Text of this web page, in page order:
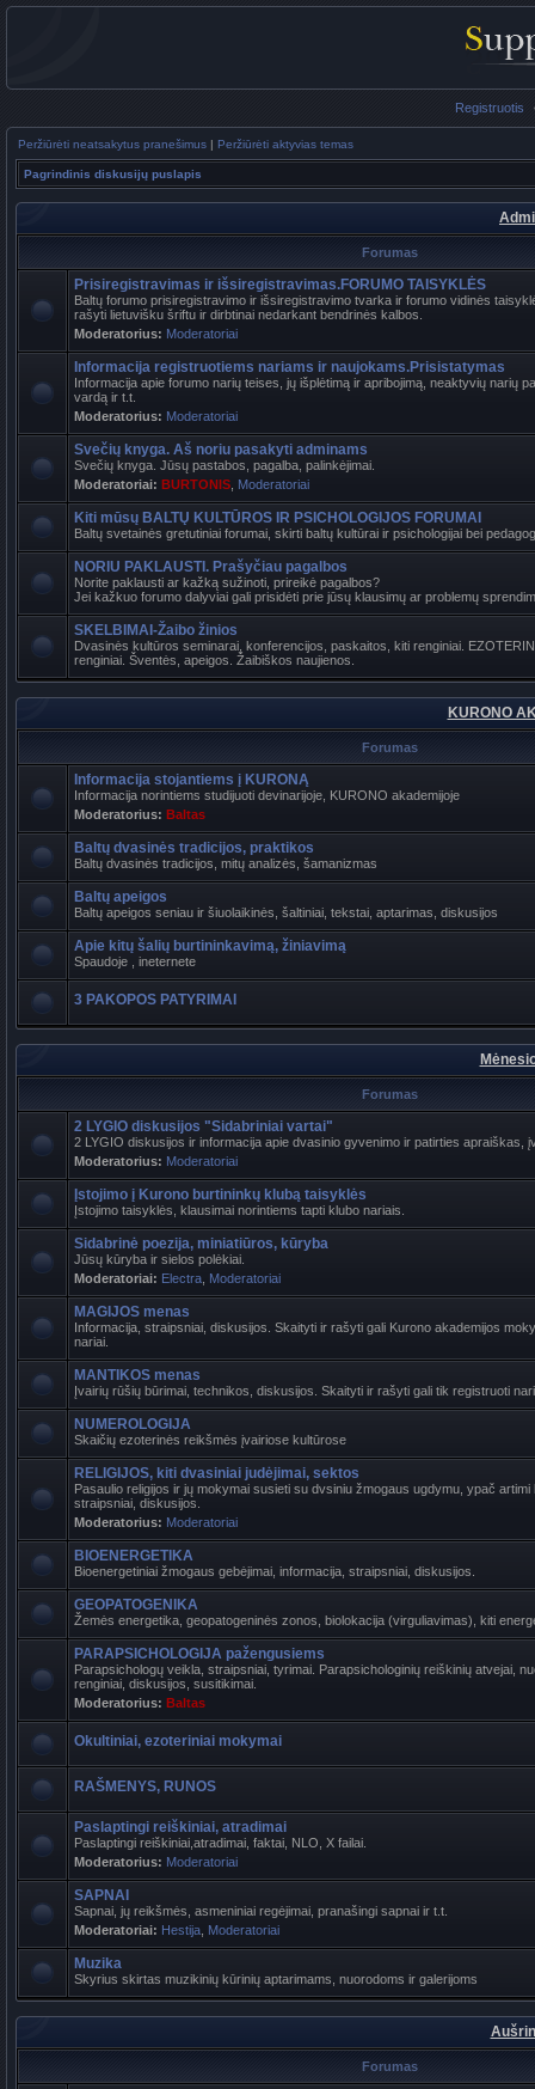
Registruotis
Peržiūrėti neatsakytus pranešimus | Peržiūrėti aktyvias temas
Pagrindinis diskusijų puslapis
Forumas
Prisiregistravimas ir išsiregistravimas.FORUMO TAISYKLĖS
Baltų forumo prisiregistravimo ir išsiregistravimo tvarka ir forumo vidinės
rašyti lietuvišku šriftu ir dirbtinai nedarkant bendrinės kalbos.
Moderatorius: Moderatoriai
Informacija registruotiems nariams ir naujokams.Prisistatymas
Informacija apie forumo narių teises, jų išplėtimą ir apribojimą, neaktyvių narių
vardą ir t.t.
Moderatorius: Moderatoriai
Svečių knyga. Aš noriu pasakyti adminams
Svečių knyga. Jūsų pastabos, pagalba, palinkėjimai.
Moderatoriai: BURTONIS Moderatoriai
Kiti mūsų BALTŲ KULTŪROS IR PSICHOLOGIJOS FORUMAI
Baltų svetainės gretutiniai forumai, skirti baltų kultūrai ir psichologijai bei
NORIU PAKLAUSTI. Prašyčiau pagalbos
Norite paklausti ar kažką sužinoti, prireikė pagalbos?
Jei kažkuo forumo dalyviai gali prisidėti prie jūsų klausimų ar problemų
SKELBIMAI-Žaibo žinios
Dvasinės kultūros seminarai, konferencijos, paskaitos, kiti renginiai.
renginiai. Šventės, apeigos. Žaibiškos naujienos.
KURONO
Forumas
Informacija stojantiems į KURONĄ
Informacija norintiems studijuoti devinarijoje, KURONO akademijoje
Moderatorius: Baltas
Baltų dvasinės tradicijos, praktikos
Baltų dvasinės tradicijos, mitų analizės, šamanizmas
Baltų apeigos
Baltų apeigos seniau ir šiuolaikinės, šaltiniai, tekstai, aptarimas, diskusijos
Apie kitų šalių burtininkavimą, žiniavimą
Spaudoje , ineternete
3 PAKOPOS PATYRIMAI
Forumas
2 LYGIO diskusijos "Sidabriniai vartai"
2 LYGIO diskusijos ir informacija apie dvasinio gyvenimo ir patirties apraiškas,
Moderatorius: Moderatoriai
Įstojimo į Kurono burtininkų klubą taisyklės
Įstojimo taisyklės, klausimai norintiems tapti klubo nariais.
Sidabrinė poezija, miniatiūros, kūryba
Jūsų kūryba ir sielos polėkiai.
Moderatoriai: Electra Moderatoriai
MAGIJOS menas
Informacija, straipsniai, diskusijos. Skaityti ir rašyti gali Kurono akademijos
nariai.
MANTIKOS menas
Įvairių rūšių būrimai, technikos, diskusijos. Skaityti ir rašyti gali tik registruoti
NUMEROLOGIJA
Skaičių ezoterinės reikšmės įvairiose kultūrose
RELIGIJOS, kiti dvasiniai judėjimai, sektos
Pasaulio religijos ir jų mokymai susieti su dvsiniu žmogaus ugdymu, ypač
straipsniai, diskusijos.
Moderatorius: Moderatoriai
BIOENERGETIKA
Bioenergetiniai žmogaus gebėjimai, informacija, straipsniai, diskusijos.
GEOPATOGENIKA
Žemės energetika, geopatogeninės zonos, biolokacija (virguliavimas), kiti
PARAPSICHOLOGIJA pažengusiems
Parapsichologų veikla, straipsniai, tyrimai. Parapsichologinių reiškinių atvejai,
renginiai, diskusijos, susitikimai.
Moderatorius: Baltas
Okultiniai, ezoteriniai mokymai
RAŠMENYS, RUNOS
Paslaptingi reiškiniai, atradimai
Paslaptingi reiškiniai,atradimai, faktai, NLO, X failai.
Moderatorius: Moderatoriai
SAPNAI
Sapnai, jų reikšmės, asmeniniai regėjimai, pranašingi sapnai ir t.t.
Moderatoriai: Hestija Moderatoriai
Muzika
Skyrius skirtas muzikinių kūrinių aptarimams, nuorodoms ir galerijoms
Forumas